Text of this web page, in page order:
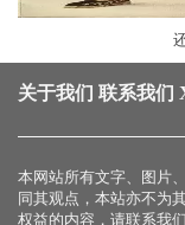
关于我们 联系我们
本网站所有文字、图片
同其观点，本站亦不为
权益的内容，请联系我